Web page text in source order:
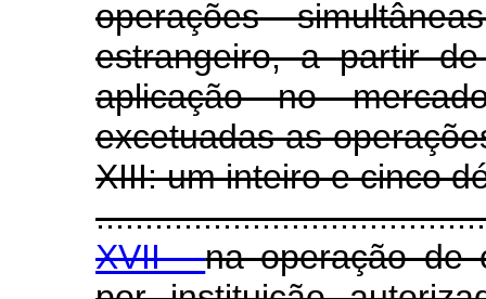
operações
estrangeiro, a partir
aplicação no
excetuadas as
XIII: um inteiro e cinco
XVII -na operação de